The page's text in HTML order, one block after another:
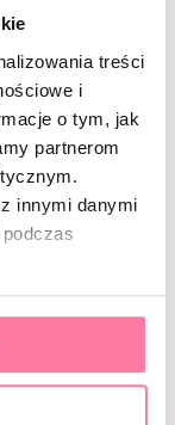
treści
i
o tym, jak
partnerom
innymi danymi
wiedzieć, jak
co tak
działać
stylizacje
wiedzę,